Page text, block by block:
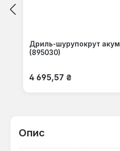
Дриль-шурупокрут
(895030)
Звичайна ціна:
4 695,57 ₴
Опис